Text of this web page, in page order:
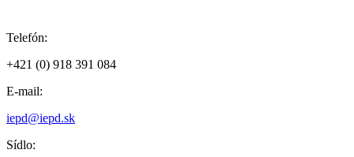
Telefón:
+421 (0) 918 391 084
E-mail:
iepd@iepd.sk
Sídlo: